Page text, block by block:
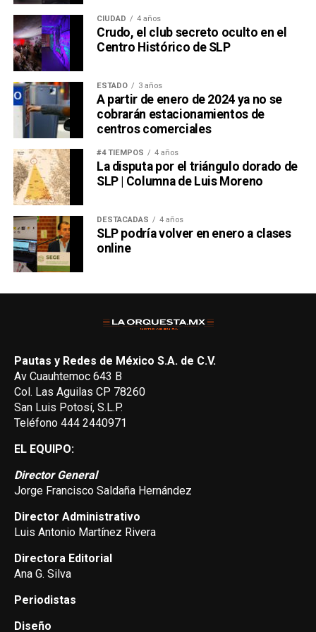
peine. Lo que el escritor no sabía, y seguramente no
hubiera querido saber considerando cuánto odiaba al
futbol, es que
ese peine hoy tiene la forma de un
boleto a la Final del domingo
También lee:
El Futbol Une al Mundo: Crónica de un Japón
vs Túnez
CIUDAD 4 años
Crudo, el club secreto oculto en el
Centro Histórico de SLP
ESTADO 3 años
A partir de enero de 2024 ya no se
cobrarán estacionamientos de
centros comerciales
#4 TIEMPOS 4 años
La disputa por el triángulo dorado de
SLP | Columna de Luis Moreno
DESTACADAS 4 años
SLP podría volver en enero a clases
online
Pautas y Redes de México S.A. de C.V.
Av Cuauhtemoc 643 B
Col. Las Aguilas CP 78260
San Luis Potosí, S.L.P.
Teléfono 444 2440971
EL EQUIPO:
Director General
Jorge Francisco Saldaña Hernández
Director Administrativo
Luis Antonio Martínez Rivera
Directora Editorial
Ana G. Silva
Periodistas
Diseño